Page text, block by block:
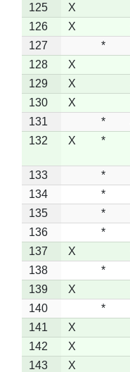
125
X
126
X
127
*
128
X
129
X
130
X
131
*
132
X *
133 *
134
*
135
*
136
*
137
X
138
*
139
X
140
*
141
X
142
X
143
X